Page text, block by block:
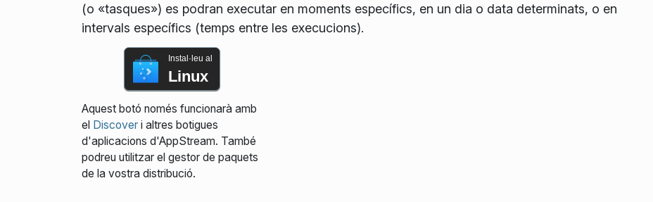
(o «tasques») es podran executar en moments específics, en un dia o data determinats, o en
intervals específics (temps entre les execucions).
Instal·leu al
Linux
Aquest botó només funcionarà amb
el Discoveri altres botigues
d'aplicacions d'AppStream. També
podreu utilitzar el gestor de paquets
de la vostra distribució.